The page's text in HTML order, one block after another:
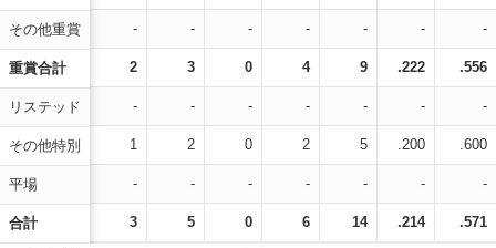
その他重賞
重賞合計
リステッド
その他特別
平場
合計
- - - - - - -
2 3 0 4 9 .222 .556
- - - - - - -
1 2 0 2 5 .200 .600
- - - - - - -
3 5 0 6 14 .214 .571